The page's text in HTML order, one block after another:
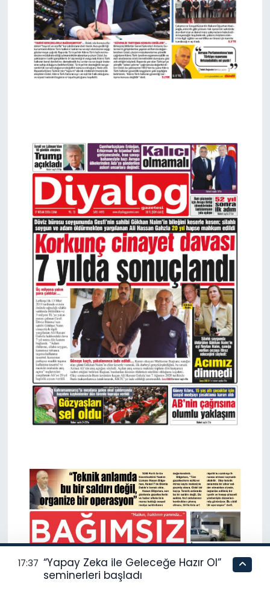
17:37 “Yapay Zeka ile Geleceğe Hazır Ol”
seminerleri başladı